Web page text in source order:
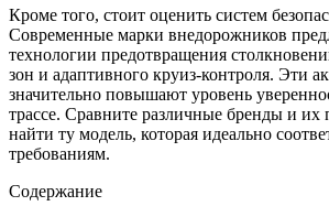
Кроме того, стоит оценить систем
Современные марки внедорожников
технологии предотвращения
зон и адаптивного круиз-контроля. Эти
значительно повышают уровень
трассе. Сравните различные бренды и
найти ту модель, которая идеально
требованиям.
Содержание